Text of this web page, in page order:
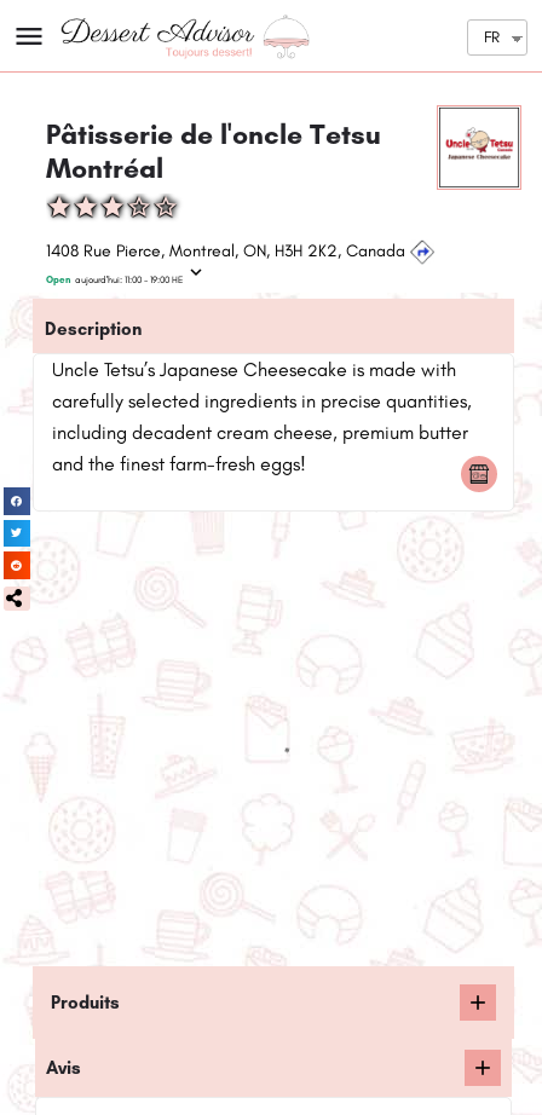
FR
Pâtisserie de l'oncle Tetsu
Montréal
1408 Rue Pierce, Montreal, ON, H3H 2K2, Canada
Open aujourd'hui: 11:00 - 19:00 HE
Description
Uncle Tetsu’s Japanese Cheesecake is made with
carefully selected ingredients in precise quantities,
including decadent cream cheese, premium butter
and the finest farm-fresh eggs!
Produits
Avis